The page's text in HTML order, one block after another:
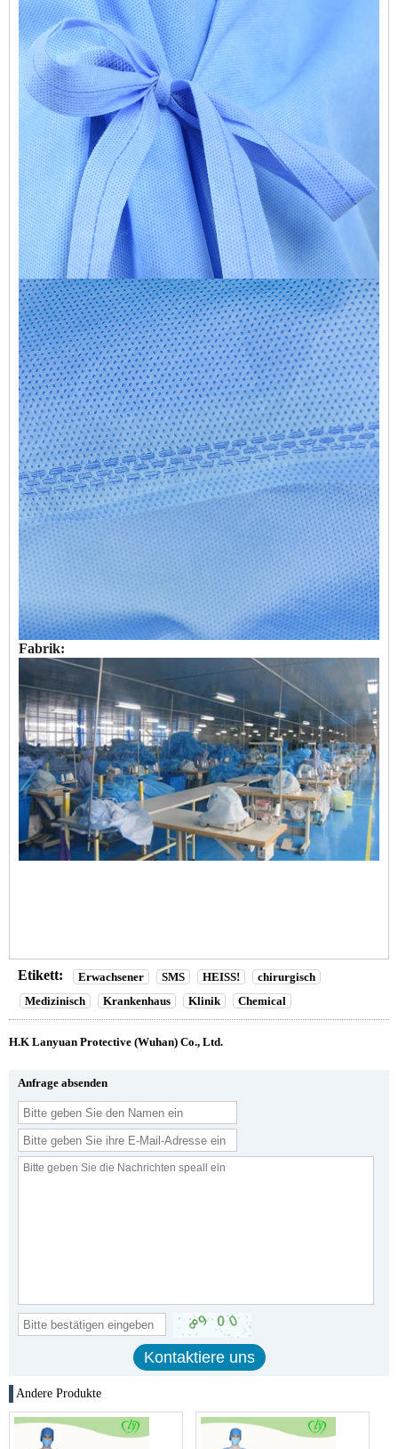
Fabrik:
Etikett: Erwachsener SMS HEISS!
chirurgisch
Medizinisch
Krankenhaus Klinik Chemical
H.K Lanyuan Protective (Wuhan) Co., Ltd.
Anfrage absenden
Andere Produkte